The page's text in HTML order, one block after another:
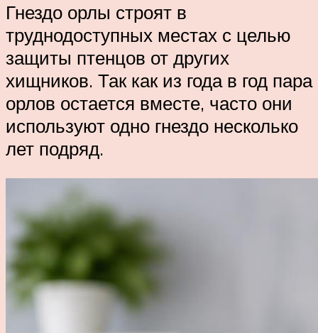
Гнездо орлы строят в
труднодоступных местах с целью
защиты птенцов от других
хищников. Так как из года в год пара
орлов остается вместе, часто они
используют одно гнездо несколько
лет подряд.